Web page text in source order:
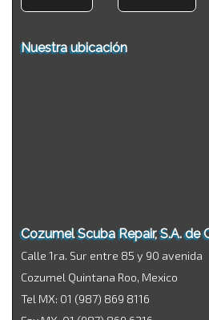
Nuestra ubicación
Cozumel Scuba Repair, S.A. de
Calle 1ra. Sur entre 85 y 90 avenida
Cozumel Quintana Roo, Mexico
Tel MX: 01 (987) 869 8116